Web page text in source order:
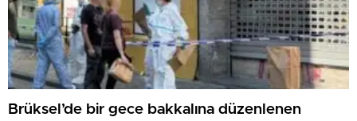
Brüksel’de bir gece bakkalına düzenlenen